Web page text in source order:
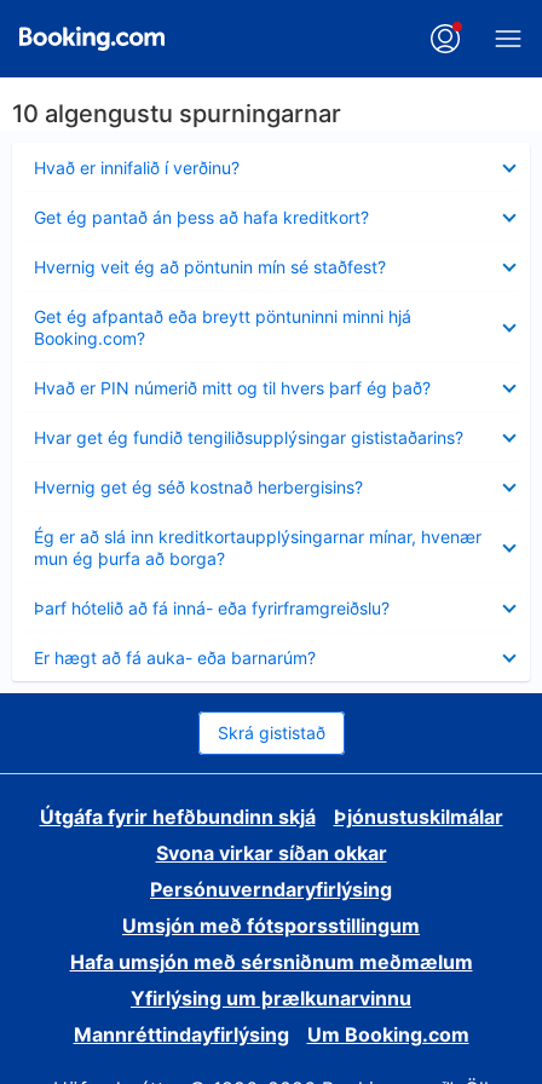
10 algengustu spurningarnar
Hvað er innifalið í verðinu?
sýnt
Get ég pantað án þess að hafa kreditkort?
sýnt
Hvernig veit ég að pöntunin mín sé staðfest?
sýnt
Get ég afpantað eða breytt pöntuninni minni hjá
Booking.com?
sýnt
Hvað er PIN númerið mitt og til hvers þarf ég það?
sýnt
Hvar get ég fundið tengiliðsupplýsingar gististaðarins?
sýnt
Hvernig get ég séð kostnað herbergisins?
sýnt
Ég er að slá inn kreditkortaupplýsingarnar mínar, hvenær
mun ég þurfa að borga?
Minna
sýnt
Þarf hótelið að fá inná- eða fyrirframgreiðslu?
sýnt
Er hægt að fá auka- eða barnarúm?
sýnt
Skrá gististað
Útgáfa fyrir hefðbundinn skjá
Þjónustuskilmálar
Svona virkar síðan okkar
Persónuverndaryfirlýsing
Umsjón með fótsporsstillingum
Hafa umsjón með sérsniðnum meðmælum
Yfirlýsing um þrælkunarvinnu
Mannréttindayfirlýsing
Um Booking.com